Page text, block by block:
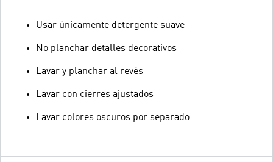
Usar únicamente detergente suave
No planchar detalles decorativos
Lavar y planchar al revés
Lavar con cierres ajustados
Lavar colores oscuros por separado